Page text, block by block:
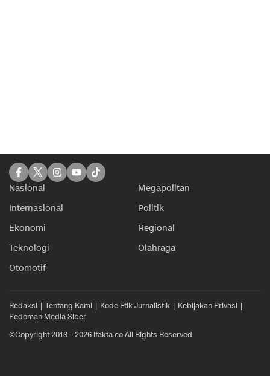
Nasional
Megapolitan
Internasional
Politik
Ekonomi
Regional
Teknologi
Olahraga
Otomotif
Redaksi Tentang Kami Kode Etik Jurnalistik
Kebijakan Privasi
Pedoman Media Siber
©Copyright 2018 – 2026 ifakta.co All Rights Reserved